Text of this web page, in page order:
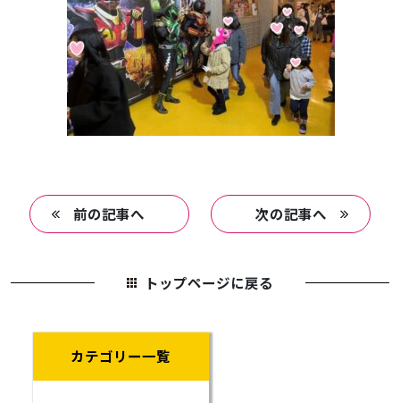
カテゴリー一覧
前の記事へ 次の記事へ
トップページに戻る